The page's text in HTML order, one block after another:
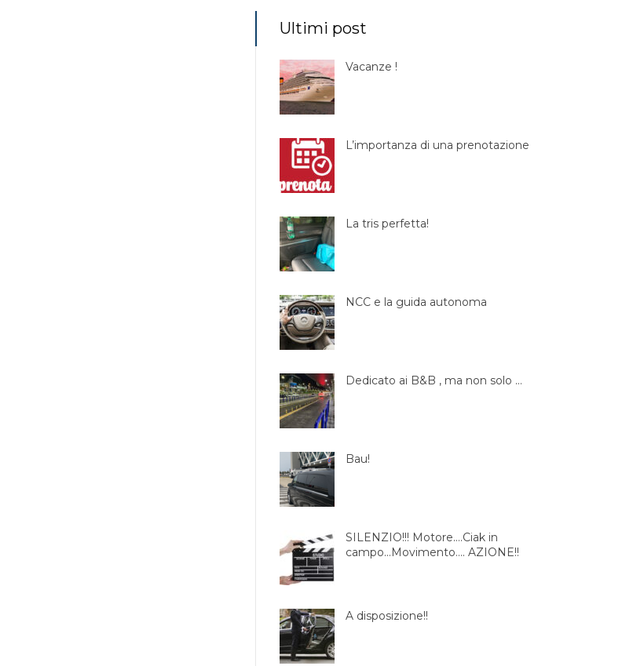
Ultimi post
Vacanze !
L’importanza di una prenotazione
La tris perfetta!
NCC e la guida autonoma
Dedicato ai B&B , ma non solo …
Bau!
SILENZIO!!! Motore….Ciak in
campo…Movimento…. AZIONE!!
A disposizione!!